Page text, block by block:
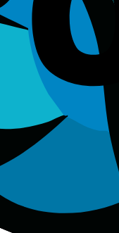
жарамсыз немесе
бірге
ауыстырады.
болса, бізбен